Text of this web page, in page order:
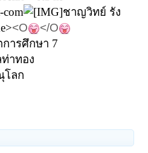
com
ชาญวิทย์ รัง
<O
</O
ารศึกษา 7
าทอง
โลก